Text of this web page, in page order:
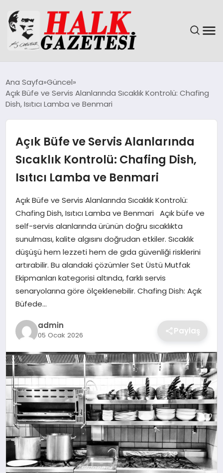
DÜNYA
EKONOMI
MAGAZIN
SAĞLIK
SIYASET
SPOR
TEKNOLOJI
YAŞAM
Ana Sayfa Güncel
Açık Büfe ve Servis Alanlarında Sıcaklık Kontrolü: Chafing
Dish, Isıtıcı Lamba ve Benmari
Açık Büfe ve Servis Alanlarında
Sıcaklık Kontrolü: Chafing Dish,
Isıtıcı Lamba ve Benmari
Açık Büfe ve Servis Alanlarında Sıcaklık Kontrolü:
Chafing Dish, Isıtıcı Lamba ve Benmari Açık büfe ve
self-servis alanlarında ürünün doğru sıcaklıkta
sunulması, kalite algısını doğrudan etkiler. Sıcaklık
düşüşü hem lezzeti hem de gıda güvenliği risklerini
artırabilir. Bu alandaki çözümler Set Üstü Mutfak
Ekipmanları kategorisi altında, farklı servis
senaryolarına göre ölçeklenebilir. Chafing Dish: Açık
Büfede…
admin
05 Ocak 2026 Paylaş